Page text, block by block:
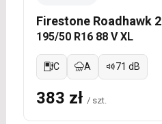
Firestone Roadhawk 2
195/50 R16 88 V XL
C A 71 dB
383 zł / szt.